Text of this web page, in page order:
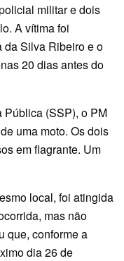
militar e dois
A vítima foi
da Silva Ribeiro e o
20 dias antes do
(SSP), o PM
uma moto. Os dois
em flagrante. Um
local, foi atingida
mas não
que, conforme a
dia 26 de